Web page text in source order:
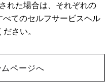
れた場合は、それぞれの
てのセルフサービスヘル
さい。
ページへ